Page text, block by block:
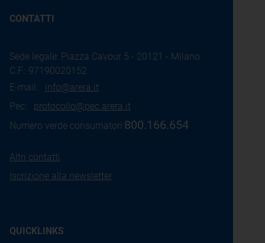
CONTATTI
Sede legale: Piazza Cavour 5 - 20121 - Milano
C.F.: 97190020152
E-mail: info@arera.it
Pec: protocollo@pec.arera.it
Numero verde consumatori:800.166.654
Altri contatti
Iscrizione alla newsletter
QUICKLINKS